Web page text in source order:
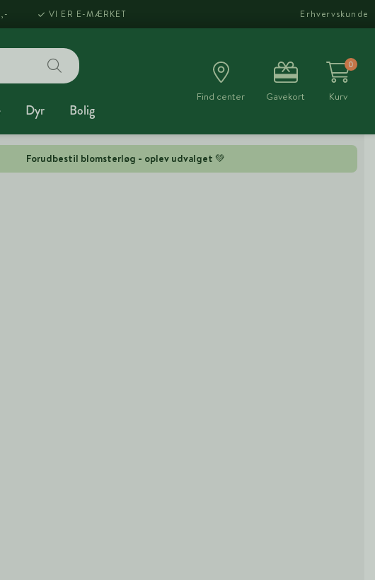
Forudbestil blomsterløg - oplev udvalget 💚
VI ER E-MÆRKET Erhvervskunde
Dyr Bolig
Find center Gavekort
0
Kurv